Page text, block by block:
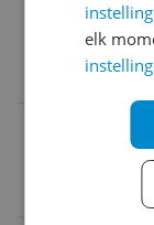
Naam
Deze
nt bientôt
Adres
Deze
elk